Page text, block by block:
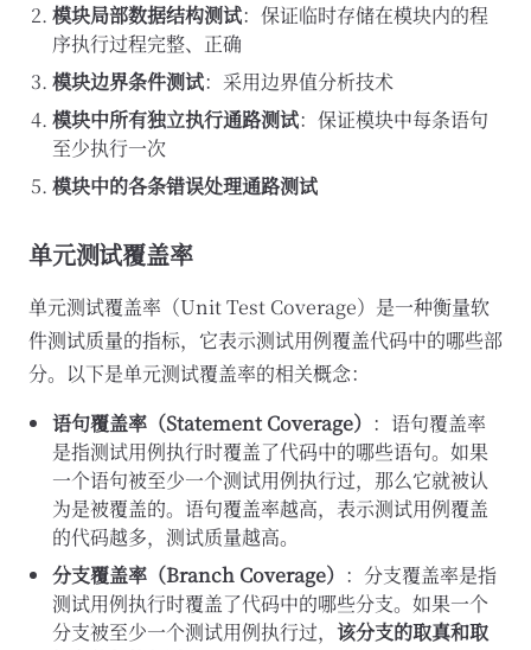
模块局部数据结构测试：保证临时存储在模块内的程
序执行过程完整、正确
模块边界条件测试：采用边界值分析技术
模块中所有独立执行通路测试：保证模块中每条语句
至少执行一次
模块中的各条错误处理通路测试
单元测试覆盖率
单元测试覆盖率（Unit Test Coverage）是一种衡量软
件测试质量的指标，它表示测试用例覆盖代码中的哪些部
分。以下是单元测试覆盖率的相关概念：
语句覆盖率（Statement Coverage） ：语句覆盖率
是指测试用例执行时覆盖了代码中的哪些语句。如果
一个语句被至少一个测试用例执行过，那么它就被认
为是被覆盖的。语句覆盖率越高，表示测试用例覆盖
的代码越多，测试质量越高。
分支覆盖率（Branch Coverage） ：分支覆盖率是指
测试用例执行时覆盖了代码中的哪些分支。如果一个
分支被至少一个测试用例执行过， 该分支的取真和取